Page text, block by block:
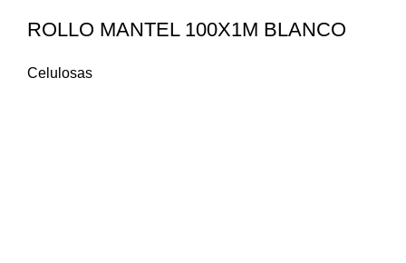
ROLLO MANTEL 100X1M BLANCO
Celulosas